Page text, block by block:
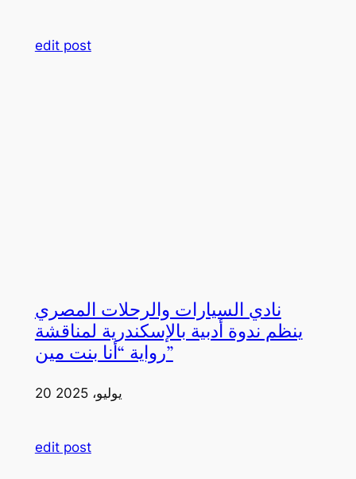
edit post
نادي السيارات والرحلات المصري
ينظم ندوة أدبية بالإسكندرية لمناقشة
رواية “أنا بنت مين”
20 يوليو، 2025
edit post